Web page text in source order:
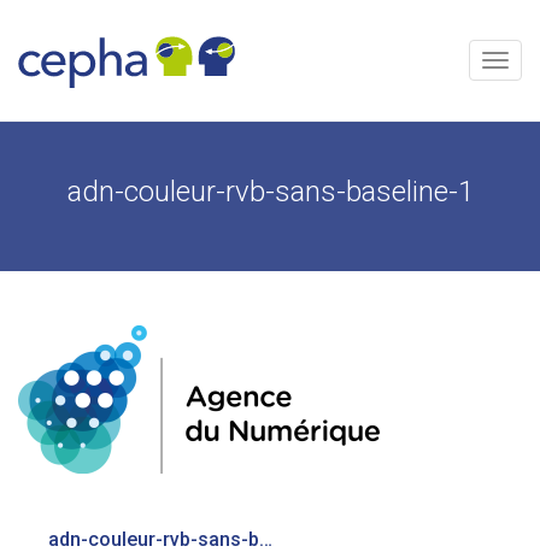
content
Menu
adn-couleur-rvb-sans-baseline-1
Bericht
adn-couleur-rvb-sans-baseline-1